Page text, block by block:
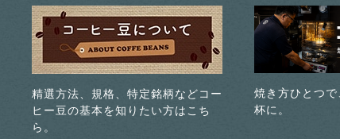
精選方法、規格、特定銘柄などコー
ヒー豆の基本を知りたい方はこち
ら。
焼き方ひとつ
杯に。